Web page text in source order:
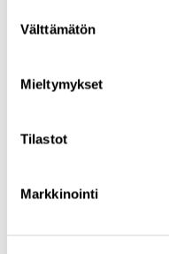
valinta
Välttämätön
Mieltymykset
Tilastot
Markkinointi
rahastoihin, jotka
toimitusjohtaja sekä